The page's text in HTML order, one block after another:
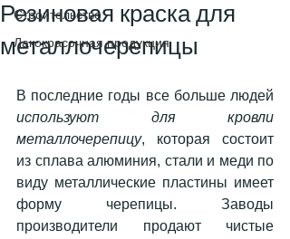
Строительство
Лакокрасочная продукция
Резиновая краска для
металлочерепицы
используют для кровли
металлочерепицу, которая состоит
из сплава алюминия, стали и меди по
виду металлические пластины имеет
форму черепицы. Заводы
производители продают чистые